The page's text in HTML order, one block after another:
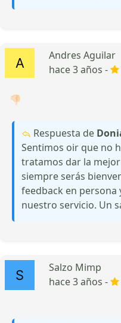
Andres Aguilar
hace 3 años -
👎🏻
Respuesta de
Sentimos oir que no
tratamos dar la
siempre serás
feedback en persona
nuestro servicio. Un
Salzo Mimp
hace 3 años -